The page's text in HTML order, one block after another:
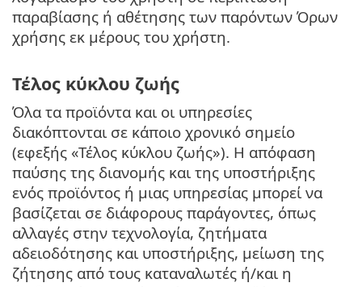
παραβίασης ή αθέτησης των παρόντων Όρων
χρήσης εκ μέρους του χρήστη.
Τέλος κύκλου ζωής
Όλα τα προϊόντα και οι υπηρεσίες
διακόπτονται σε κάποιο χρονικό σημείο
(εφεξής «Τέλος κύκλου ζωής»). Η απόφαση
παύσης της διανομής και της υποστήριξης
ενός προϊόντος ή μιας υπηρεσίας μπορεί να
βασίζεται σε διάφορους παράγοντες, όπως
αλλαγές στην τεχνολογία, ζητήματα
αδειοδότησης και υποστήριξης, μείωση της
ζήτησης από τους καταναλωτές ή/και η